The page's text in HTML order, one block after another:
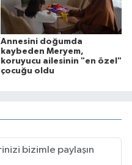
Annesini doğumda
kaybeden Meryem,
koruyucu ailesinin "en özel"
çocuğu oldu